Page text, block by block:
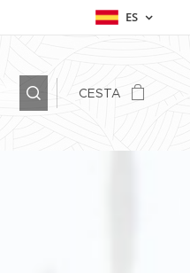
ES
CESTA